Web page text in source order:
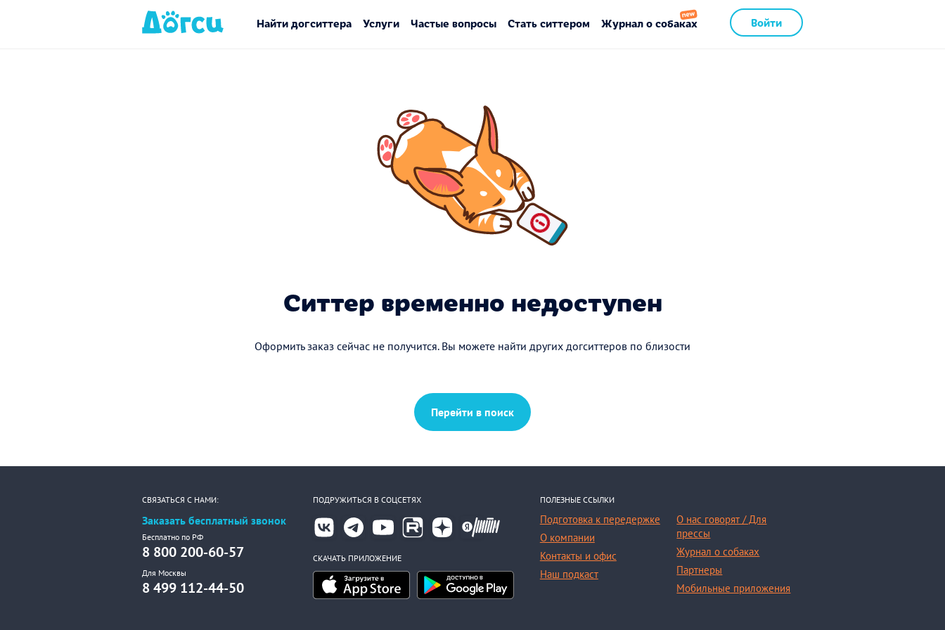
Войти
Найти догситтера Услуги Частые вопросы Стать ситтером Журнал о собаках
Ситтер временно недоступен
Оформить заказ сейчас не получится. Вы можете найти других догситтеров по близости
Перейти в поиск
СВЯЗАТЬСЯ С НАМИ:
Заказать бесплатный звонок
Бесплатно по РФ
8 800 200-60-57
Для Москвы
8 499 112-44-50
ПОДРУЖИТЬСЯ В СОЦСЕТЯХ
СКАЧАТЬ ПРИЛОЖЕНИЕ
ПОЛЕЗНЫЕ ССЫЛКИ
Подготовка к передержке
О компании
Контакты и офис
Наш подкаст
О нас говорят / Для
прессы
Журнал о собаках
Партнеры
Мобильные приложения